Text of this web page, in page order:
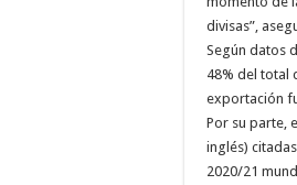
divisas”,
Según datos
48% del total
exportación
Por su parte,
inglés)
2020/21